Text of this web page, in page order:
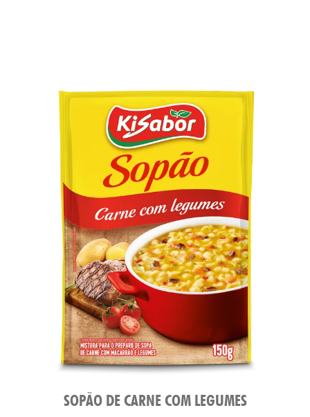
SOPÃO DE CARNE COM LEGUMES